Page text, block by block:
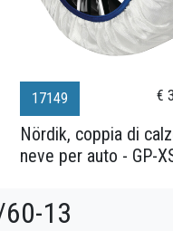
17149 €
Nördik, coppia di
neve per auto - GP-
60-13